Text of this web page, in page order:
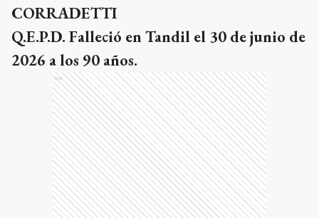
CORRADETTI
Q.E.P.D. Falleció en Tandil el 30 de junio de
2026 a los 90 años.
Ads